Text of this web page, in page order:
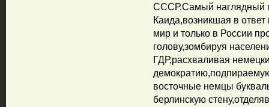
СССР.Самый наглядный
Каида,возникшая в
мир и только в России
голову,зомбируя
ГДР,расхваливая
восточные немцы
берлинскую